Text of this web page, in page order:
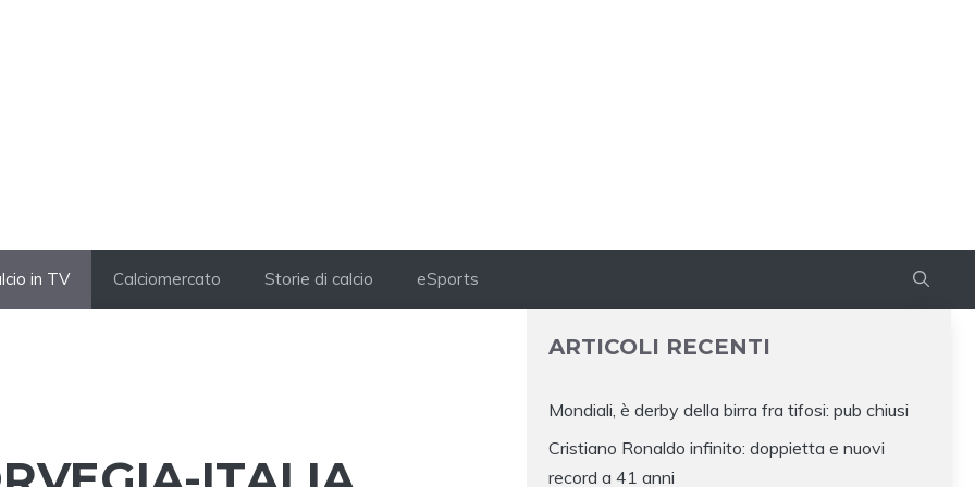
in TV Calciomercato Storie di calcio eSports
ARTICOLI RECENTI
Mondiali, è derby della birra fra tifosi: pub chiusi
Cristiano Ronaldo infinito: doppietta e nuovi
record a 41 anni